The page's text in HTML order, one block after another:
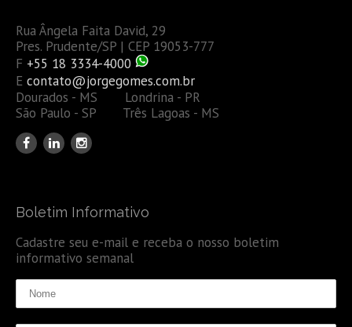
Rua Ângela Faita David, 29
Pres. Prudente/SP | CEP 19053-777
F +55 18 3334-4000
E contato@jorgegomes.com.br
Dourados - MS Londrina - PR
São Paulo - SP Três Lagoas - MS
Boletim Informativo
Cadastre seu e-mail e receba o nosso boletim
informativo semanal